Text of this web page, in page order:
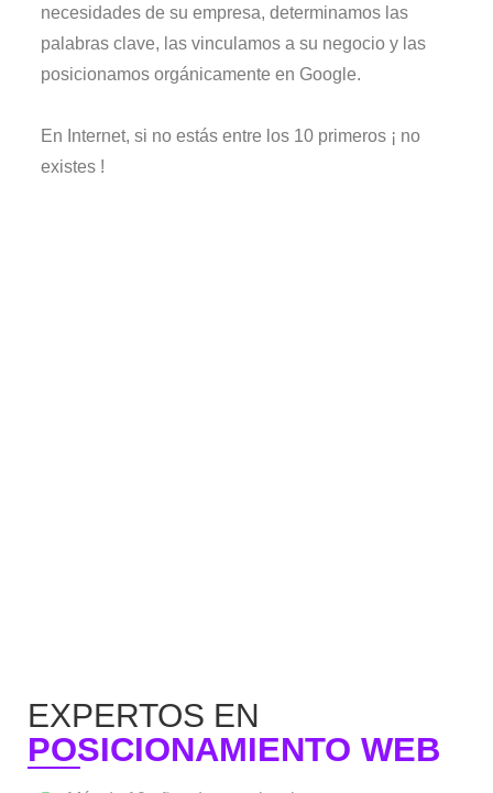
necesidades de su empresa, determinamos las
palabras clave, las vinculamos a su negocio y las
posicionamos orgánicamente en Google.
En Internet, si no estás entre los 10 primeros ¡ no
existes !
EXPERTOS EN
POSICIONAMIENTO WEB